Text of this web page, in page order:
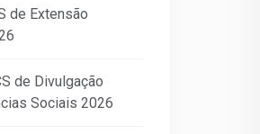
de Extensão
de Divulgação
Sociais 2026